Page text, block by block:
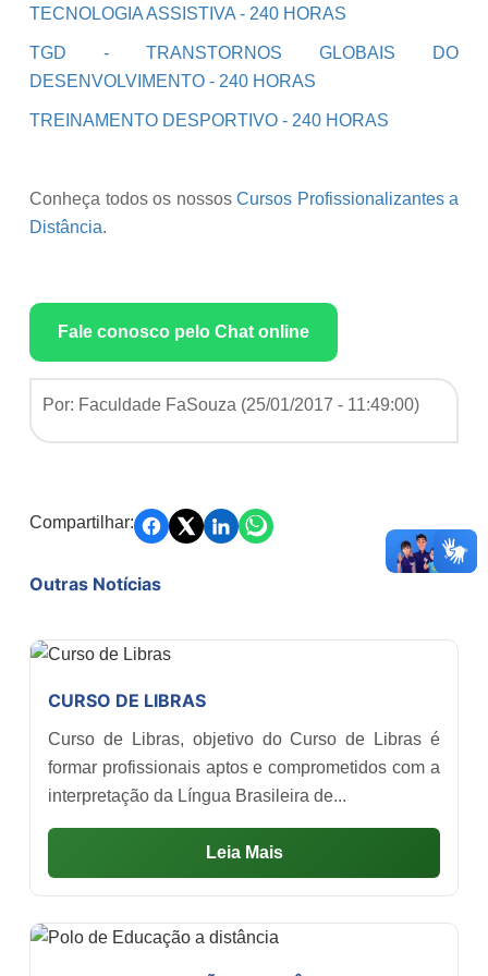
TECNOLOGIA ASSISTIVA - 240 HORAS
TGD - TRANSTORNOS GLOBAIS DO
DESENVOLVIMENTO - 240 HORAS
TREINAMENTO DESPORTIVO - 240 HORAS
Conheça todos os nossos Cursos Profissionalizantes a
Distância.
Fale conosco pelo Chat online
Por: Faculdade FaSouza (25/01/2017 - 11:49:00)
Compartilhar:
Outras Notícias
CURSO DE LIBRAS
Curso de Libras, objetivo do Curso de Libras é
formar profissionais aptos e comprometidos com a
interpretação da Língua Brasileira de...
Leia Mais